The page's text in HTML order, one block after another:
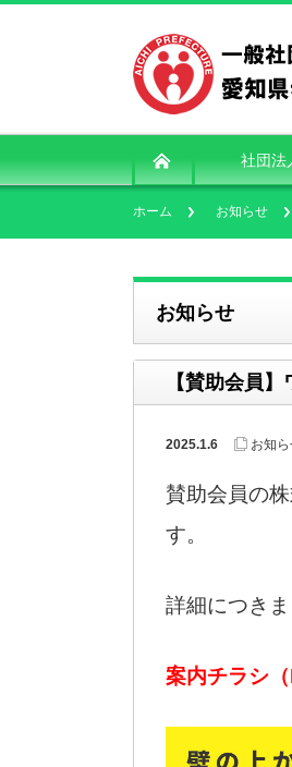
社団法
ホーム お知らせ
お知らせ
【賛助会員
2025.1.6 お知
賛助会員の
す。
詳細につき
案内チラシ（